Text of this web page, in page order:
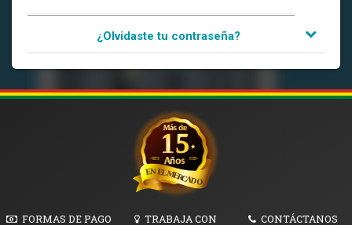
¿Olvidaste tu contraseña?
FORMAS DE PAGO TRABAJA CON CONTÁCTANOS